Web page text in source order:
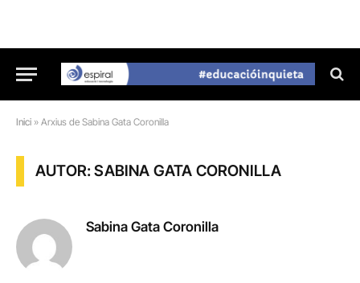
Inici » Arxius de Sabina Gata Coronilla
AUTOR: SABINA GATA CORONILLA
Sabina Gata Coronilla